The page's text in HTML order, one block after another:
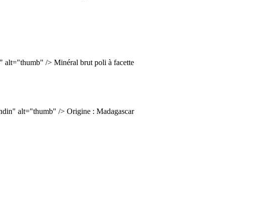
alt="thumb" /> Minéral brut poli à facette
alt="thumb" /> Origine : Madagascar